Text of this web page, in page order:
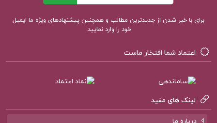
در سفری تأمل‌برانگیز به دنیای پیچیده انسانی همراه
می‌کند.
فصل دوم: بازجویی اول
فصل سوم: بازجویی دوم
برای با خبر شدن از جدیدترین مطالب و همچنین پیشنهادهای ویژه ما ایمیل
خود را وارد نمایید.
اعتماد شما افتخار ماست
لینک های مفید